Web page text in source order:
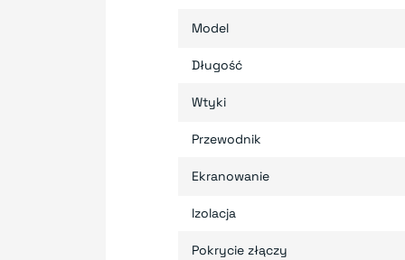
Model
Długość
Wtyki
Przewodnik
Ekranowanie
Izolacja
Pokrycie złączy